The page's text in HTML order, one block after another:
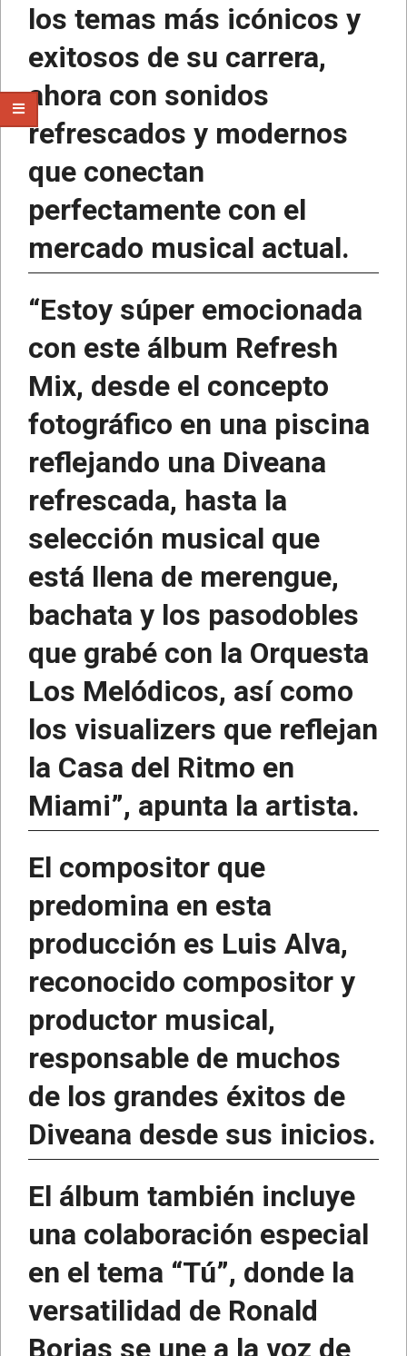
los temas más icónicos y
exitosos de su carrera,
ahora con sonidos
refrescados y modernos
que conectan
perfectamente con el
mercado musical actual.
“Estoy súper emocionada
con este álbum Refresh
Mix, desde el concepto
fotográfico en una piscina
reflejando una Diveana
refrescada, hasta la
selección musical que
está llena de merengue,
bachata y los pasodobles
que grabé con la Orquesta
Los Melódicos, así como
los visualizers que reflejan
la Casa del Ritmo en
Miami”, apunta la artista.
El compositor que
predomina en esta
producción es Luis Alva,
reconocido compositor y
productor musical,
responsable de muchos
de los grandes éxitos de
Diveana desde sus inicios.
El álbum también incluye
una colaboración especial
en el tema “Tú”, donde la
versatilidad de Ronald